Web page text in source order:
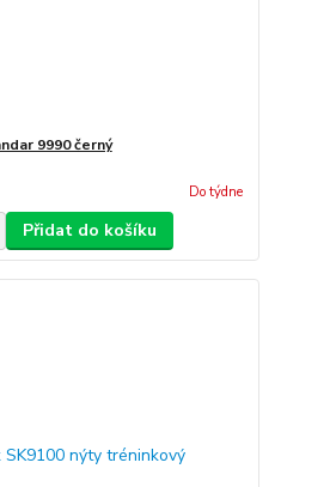
9990 černý
Do týdne
Přidat do košíku